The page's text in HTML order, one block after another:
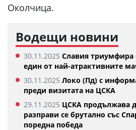
Околчица.
Водещи новини
30.11.2025 Славия
един от най-атрактивните
30.11.2025 Локо (Пд) с
преди визитата на ЦСКА
29.11.2025 ЦСКА продължава
разправи се брутално със
поредна победа